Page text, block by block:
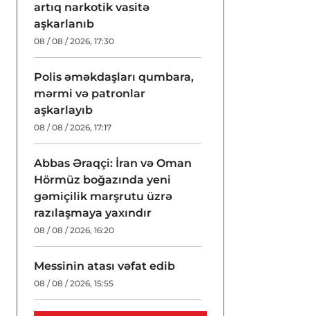
artıq narkotik vasitə
aşkarlanıb
08 / 08 / 2026, 17:30
Polis əməkdaşları qumbara,
mərmi və patronlar
aşkarlayıb
08 / 08 / 2026, 17:17
Abbas Əraqçi: İran və Oman
Hörmüz boğazında yeni
gəmiçilik marşrutu üzrə
razılaşmaya yaxındır
08 / 08 / 2026, 16:20
Messinin atası vəfat edib
08 / 08 / 2026, 15:55